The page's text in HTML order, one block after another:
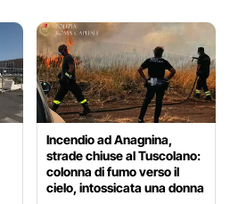
Incendio ad Anagnina,
strade chiuse al Tuscolano:
colonna di fumo verso il
cielo, intossicata una donna